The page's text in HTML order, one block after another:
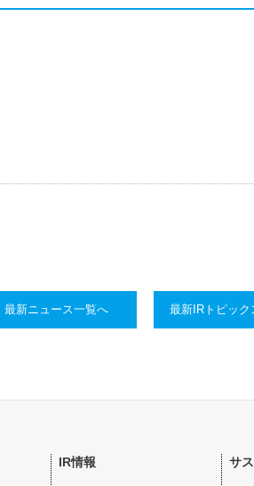
最新ニュース一覧へ 最新IRトピック
IR情報 サ